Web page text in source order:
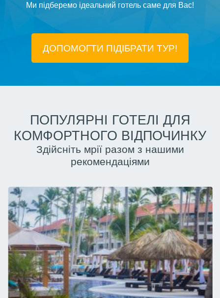
Ми підберемо ідеальний готель саме для Вас!
ДОПОМОГТИ ПІДIБРАТИ ТУР!
ПОПУЛЯРНІ ГОТЕЛІ ДЛЯ
КОМФОРТНОГО ВІДПОЧИНКУ
Здійсніть мрії разом з нашими
рекомендаціями